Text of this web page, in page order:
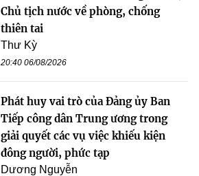
Chủ tịch nước về phòng, chống
thiên tai
Thư Kỳ
20:40 06/08/2026
Phát huy vai trò của Đảng ủy Ban
Tiếp công dân Trung ương trong
giải quyết các vụ việc khiếu kiện
đông người, phức tạp
Dương Nguyễn